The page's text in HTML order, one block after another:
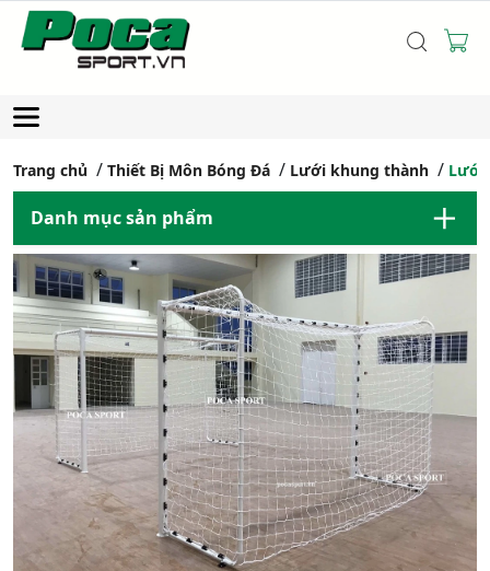
Trang chủ Thiết Bị Môn Bóng Đá Lưới khung thành Lưới
Danh mục sản phẩm